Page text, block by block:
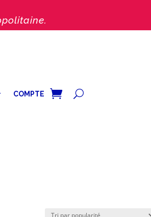
COMPTE